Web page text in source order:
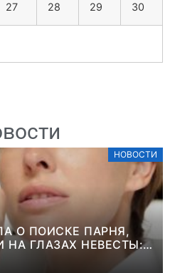
27 28 29 30
НОВОСТИ
О ПОИСКЕ ПАРНЯ,
НА ГЛАЗАХ НЕВЕСТЫ:
НА СЕБЯ”